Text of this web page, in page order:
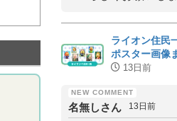
ライオン住民
ポスター画像
13日前
名無しさん 13日前